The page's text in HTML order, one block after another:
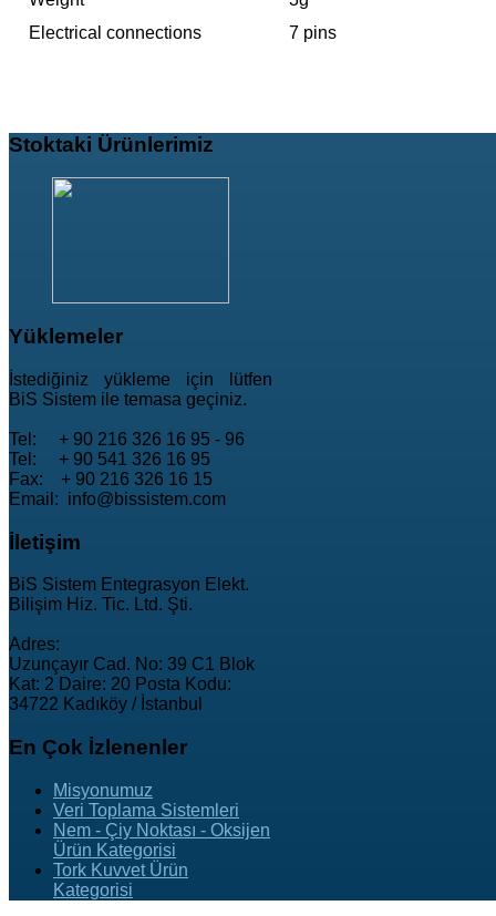
Electrical connections
7 pins
Stoktaki Ürünlerimiz
Yüklemeler
İstediğiniz yükleme için lütfen
BiS Sistem ile temasa geçiniz.
Tel: + 90 216 326 16 95 - 96
Tel: + 90 541 326 16 95
Fax: + 90 216 326 16 15
Email: info@bissistem.com
İletişim
BiS Sistem Entegrasyon Elekt.
Bilişim Hiz. Tic. Ltd. Şti.
Adres:
Uzunçayır Cad. No: 39 C1 Blok
Kat: 2 Daire: 20 Posta Kodu:
34722 Kadıköy / İstanbul
En Çok İzlenenler
Misyonumuz
Veri Toplama Sistemleri
Nem - Çiy Noktası - Oksijen
Ürün Kategorisi
Tork Kuvvet Ürün
Kategorisi